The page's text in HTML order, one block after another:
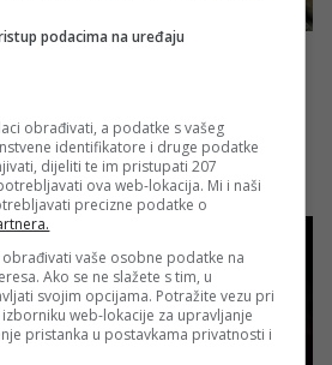
podacima na uređaju
obrađivati, a podatke s vašeg
identifikatore i druge podatke
dijeliti te im pristupati 207
ova web-lokacija. Mi i naši
precizne podatke o
vaše osobne podatke na
Ako se ne slažete s tim, u
svojim opcijama. Potražite vezu pri
web-lokacije za upravljanje
pristanka u postavkama privatnosti i